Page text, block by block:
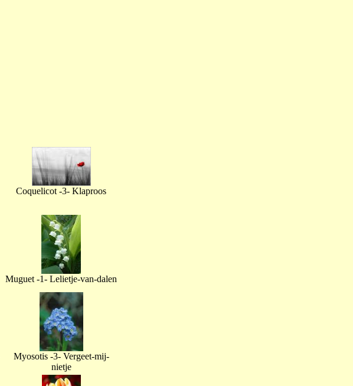
Coquelicot -3- Klaproos
Muguet -1- Lelietje-van-dalen
Myosotis -3- Vergeet-mij-
nietje